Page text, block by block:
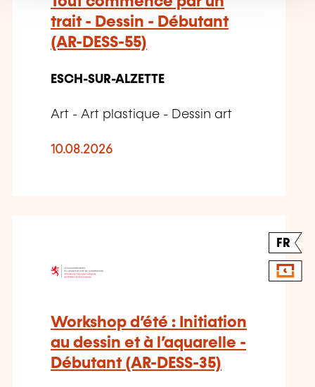
trait - Dessin - Débutant
(AR-DESS-55)
ESCH-SUR-ALZETTE
Art - Art plastique - Dessin art
10.08.2026
FR
Workshop d’été : Initiation
au dessin et à l’aquarelle -
Débutant (AR-DESS-35)